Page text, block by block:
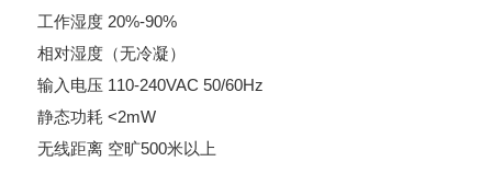
工作湿度 20%-90%
相对湿度（无冷凝）
输入电压 110-240VAC 50/60Hz
静态功耗 <2mW
无线距离 空旷500米以上